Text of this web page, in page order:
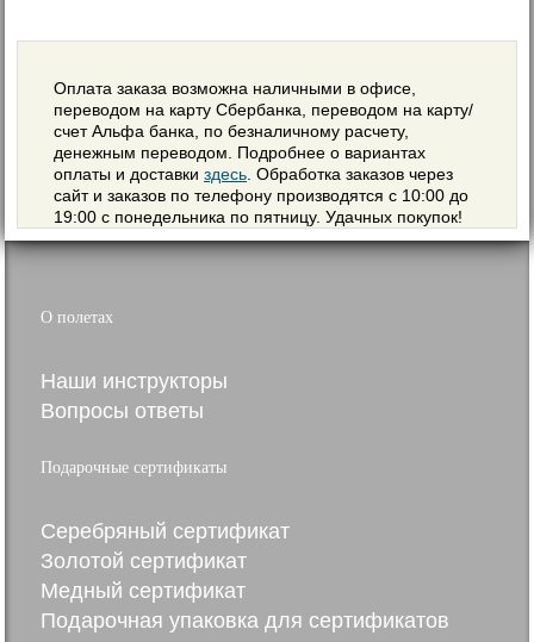
Оплата заказа возможна наличными в офисе,
переводом на карту Сбербанка, переводом на карту/
счет Альфа банка, по безналичному расчету,
денежным переводом. Подробнее о вариантах
оплаты и доставки здесь . Обработка заказов через
сайт и заказов по телефону производятся с 10:00 до
19:00 с понедельника по пятницу. Удачных покупок!
О полетах
Наши инструкторы
Вопросы ответы
Подарочные сертификаты
Серебряный сертификат
Золотой сертификат
Медный сертификат
Подарочная упаковка для сертификатов